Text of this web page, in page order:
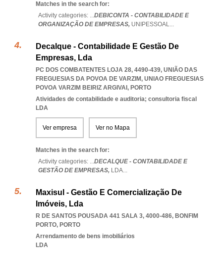
Matches in the search for:
Activity categories: ...DEBICONTA - CONTABILIDADE E
ORGANIZAÇÃO DE EMPRESAS, UNIPESSOAL...
Decalque - Contabilidade E Gestão De
Empresas, Lda
PC DOS COMBATENTES LOJA 28, 4490-439, UNIÃO DAS
FREGUESIAS DA POVOA DE VARZIM, UNIAO FREGUESIAS
POVOA VARZIM BEIRIZ ARGIVAI , PORTO
Atividades de contabilidade e auditoria; consultoria fiscal
LDA
Ver empresa Ver no Mapa
Matches in the search for:
Activity categories: ...DECALQUE - CONTABILIDADE E
GESTÃO DE EMPRESAS, LDA...
Maxisul - Gestão E Comercialização De
Imóveis, Lda
R DE SANTOS POUSADA 441 SALA 3, 4000-486, BONFIM
PORTO, PORTO
Arrendamento de bens imobiliários
LDA